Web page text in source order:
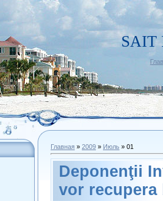
SAIT
Главная » 2009 » Июль » 01
Deponenţii
vor recupera